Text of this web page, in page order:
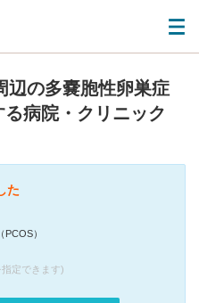
辺の多嚢胞性卵巣症
病院・クリニック
た
）
定できます)